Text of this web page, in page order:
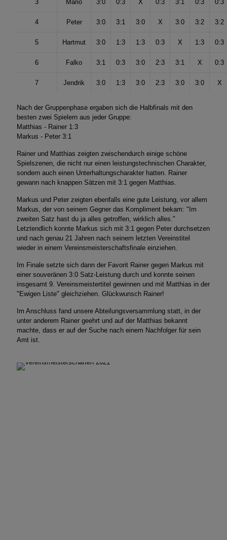
3 Mario 3:0 0:3 X 0:3 3:1 0:3 0:3
4 Peter 3:0 3:1 3:0 X 3:0 3:2 3:2
5 Hartmut 3:0 1:3 1:3 0:3 X 1:3 0:3
6 Falko 3:1 0:3 3:0 2:3 3:1 X 0:3
7 Jendrik 3:0 1:3 3:0 2:3 3:0 3:0 X
Nach der Gruppenphase ergaben sich die Halbfinals mit den
besten zwei Spielern aus jeder Gruppe:
Matthias - Rainer 1:3
Markus - Peter 3:1
Rainer und Matthias zeigten zwischendurch einige schöne
Spielszenen, die nicht nur einen leistungstechnischen Charakter,
sondern auch einen Unterhaltungscharakter hatten. Rainer
gewann nach knappen Sätzen mit 3:1 gegen Matthias.
Markus und Peter zeigten ebenfalls eine gute Leistung, vor allem
Markus, der von seinem Gegner das Kompliment bekam: "Im
zweiten Satz hast du ja alles getroffen, wirklich alles."
Letztendlich konnte Markus sich mit 3:1 gegen Peter durchsetzen
und nach genau 21 Jahren nach seinem letzten Vereinstitel
wieder in einem Vereinsmeisterschaftsfinale einziehen.
Im Finale setzte sich dann der Favorit Rainer gegen Markus mit
einer souveränen 3:0 Satz-Leistung durch und konnte seinen
insgesamt 9. Vereinsmeistertitel gewinnen und mit Matthias in der
"Ewigen Liste" gleichziehen. Glückwunsch Rainer!
Im Anschluss fand unsere Abteilungsversammlung statt, in der
unter anderem Rainer geehrt und auf der Matthias bekannt
machte, dass er auf der Suche nach einem Nachfolger für sein
Amt ist.